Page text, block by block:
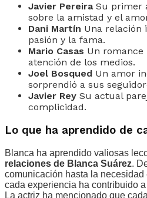
Javier PereiraSu primer
sobre la amistad y el
Dani Martín Una relación
pasión y la fama.
Mario Casas Un
atención de los medios.
Joel Bosqued Un amor
sorprendió a sus
Javier Rey Su actual
complicidad.
Lo que ha aprendido de
Blanca ha aprendido valiosas
relaciones de Blanca Suárez.
comunicación hasta la
cada experiencia ha contribuido
La actriz ha mencionado que